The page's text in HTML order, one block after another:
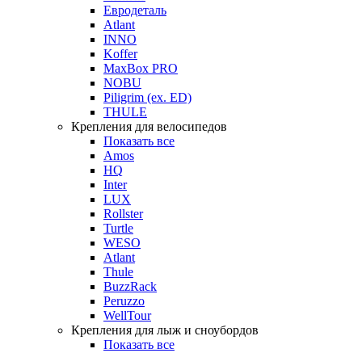
Евродеталь
Atlant
INNO
Koffer
MaxBox PRO
NOBU
Piligrim (ex. ED)
THULE
Крепления для велосипедов
Показать все
Amos
HQ
Inter
LUX
Rollster
Turtle
WESO
Atlant
Thule
BuzzRack
Peruzzo
WellTour
Крепления для лыж и сноубордов
Показать все